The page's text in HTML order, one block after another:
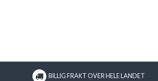
BILLIG FRAKT OVER HELE LANDET